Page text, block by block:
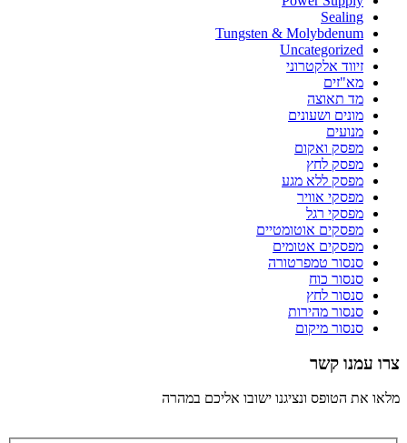
Sealing
Tungsten & Molybdenum
Uncategorized
זיווד אלקטרוני
מא"זים
מד תאוצה
מונים ושעונים
מנועים
מפסק ואקום
מפסק לחץ
מפסק ללא מגע
מפסקי אוויר
מפסקי רגל
מפסקים אוטומטיים
מפסקים אטומים
סנסור טמפרטורה
סנסור כוח
סנסור לחץ
סנסור מהירות
סנסור מיקום
צרו עמנו קשר
מלאו את הטופס ונציגנו ישובו אליכם במהרה